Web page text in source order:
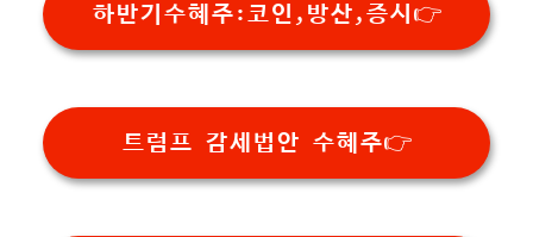
하반기수혜주:코인,방산,증시👉
트럼프 감세법안 수혜주👉